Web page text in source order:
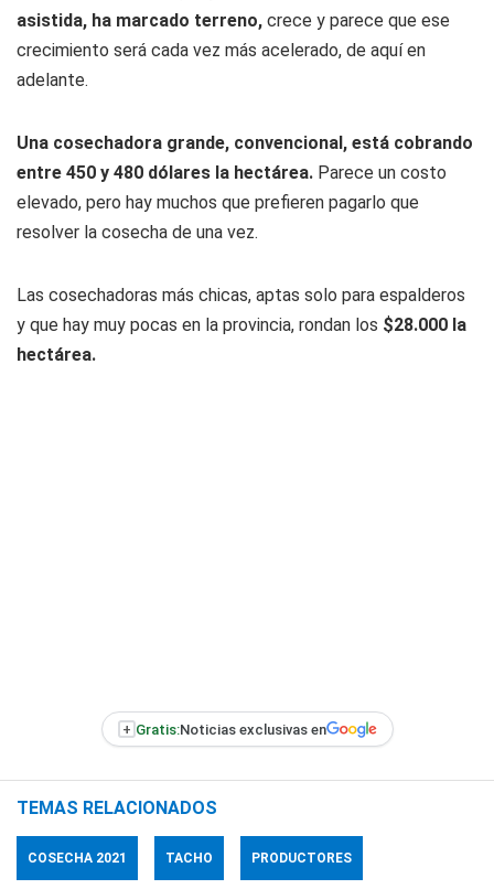
asistida, ha marcado terreno, crece y parece que ese
crecimiento será cada vez más acelerado, de aquí en
adelante.
Una cosechadora grande, convencional, está cobrando
entre 450 y 480 dólares la hectárea. Parece un costo
elevado, pero hay muchos que prefieren pagarlo que
resolver la cosecha de una vez.
Las cosechadoras más chicas, aptas solo para espalderos
y que hay muy pocas en la provincia, rondan los $28.000 la
hectárea.
+ Gratis:Noticias exclusivas en
TEMAS RELACIONADOS
COSECHA 2021 TACHO PRODUCTORES